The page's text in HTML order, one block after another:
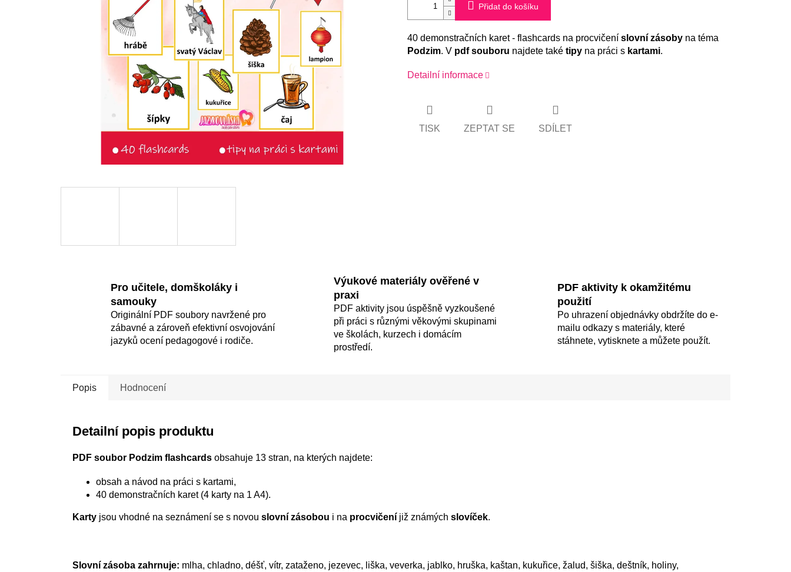
Přidat do košíku
40 demonstračních karet - flashcards na procvičení slovní zásoby na téma
Podzim. V pdf souboru najdete také tipy na práci s kartami.
Detailní informace
TISK ZEPTAT SE SDÍLET
Pro učitele, domškoláky i
samouky
Originální PDF soubory navržené pro
zábavné a zároveň efektivní osvojování
jazyků ocení pedagogové i rodiče.
Výukové materiály ověřené v
praxi
PDF aktivity jsou úspěšně vyzkoušené
při práci s různými věkovými skupinami
ve školách, kurzech i domácím
prostředí.
PDF aktivity k okamžitému
použití
Po uhrazení objednávky obdržíte do e-
mailu odkazy s materiály, které
stáhnete, vytisknete a můžete použít.
Popis Hodnocení
Detailní popis produktu
PDF soubor Podzim flashcards obsahuje 13 stran, na kterých najdete:
obsah a návod na práci s kartami,
40 demonstračních karet (4 karty na 1 A4).
Karty jsou vhodné na seznámení se s novou slovní zásobou i na procvičení již známých slovíček.
Slovní zásoba zahrnuje: mlha, chladno, déšť, vítr, zataženo, jezevec, liška, veverka, jablko, hruška, kaštan, kukuřice, žalud, šiška, deštník, holiny,